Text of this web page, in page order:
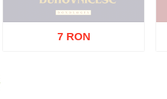
7 RON